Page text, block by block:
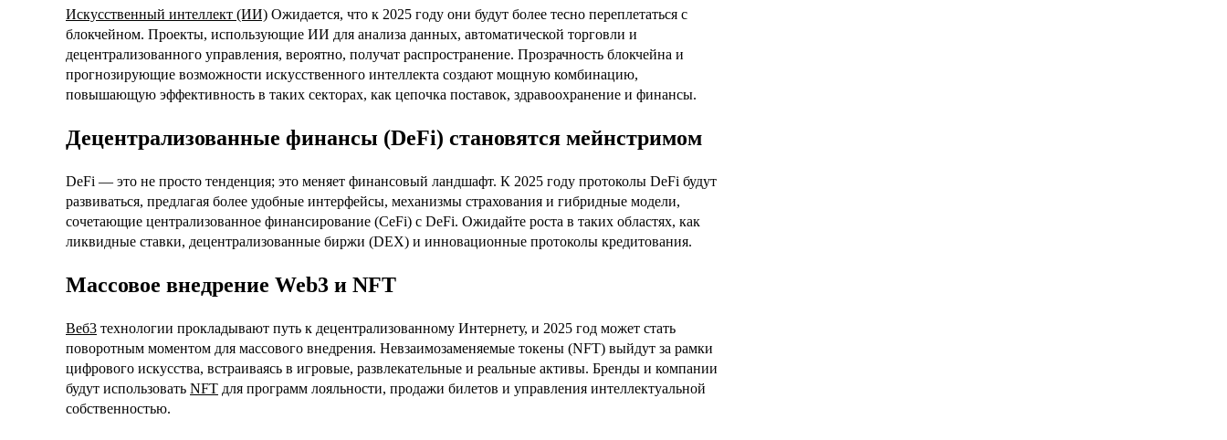
Искусственный интеллект (ИИ) Ожидается, что к 2025 году они будут более тесно переплетаться с
блокчейном. Проекты, использующие ИИ для анализа данных, автоматической торговли и
децентрализованного управления, вероятно, получат распространение. Прозрачность блокчейна и
прогнозирующие возможности искусственного интеллекта создают мощную комбинацию,
повышающую эффективность в таких секторах, как цепочка поставок, здравоохранение и финансы.
Децентрализованные финансы (DeFi) становятся мейнстримом
DeFi — это не просто тенденция; это меняет финансовый ландшафт. К 2025 году протоколы DeFi будут
развиваться, предлагая более удобные интерфейсы, механизмы страхования и гибридные модели,
сочетающие централизованное финансирование (CeFi) с DeFi. Ожидайте роста в таких областях, как
ликвидные ставки, децентрализованные биржи (DEX) и инновационные протоколы кредитования.
Массовое внедрение Web3 и NFT
Веб3 технологии прокладывают путь к децентрализованному Интернету, и 2025 год может стать
поворотным моментом для массового внедрения. Невзаимозаменяемые токены (NFT) выйдут за рамки
цифрового искусства, встраиваясь в игровые, развлекательные и реальные активы. Бренды и компании
будут использовать NFT для программ лояльности, продажи билетов и управления интеллектуальной
собственностью.